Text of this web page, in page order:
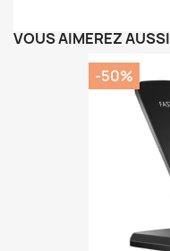
VOUS AIMEREZ AUSSI
-50%